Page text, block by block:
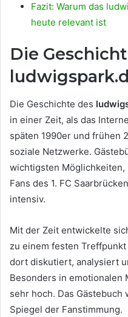
Fazit: Warum das
heute relevant ist
Die
Die Geschichte des
in einer Zeit, als das
späten 1990er und frühen
soziale Netzwerke.
wichtigsten
Fans des 1. FC
intensiv.
Mit der Zeit entwickelte
zu einem festen
dort diskutiert, analysiert
Besonders in emotionalen
sehr hoch. Das
Spiegel der Fanstimmung.